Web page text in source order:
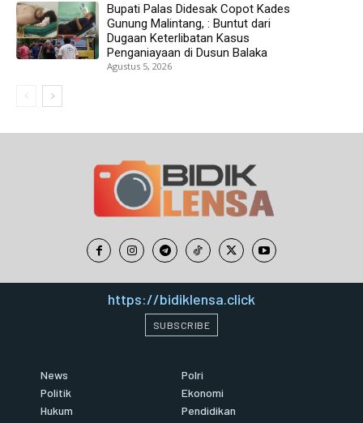
Bupati Palas Didesak Copot Kades
Gunung Malintang, : Buntut dari
Dugaan Keterlibatan Kasus
Penganiayaan di Dusun Balaka
Agustus 5, 2026
https://bidiklensa.click
SUBSCRIBE
News
Politik
Hukum
Polri
Ekonomi
Pendidikan